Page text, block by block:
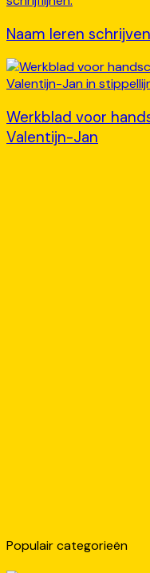
Naam leren
Werkblad voor
Valentijn-Jan
Populair categorieën